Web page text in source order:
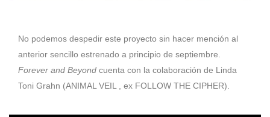
No podemos despedir este proyecto sin hacer mención al
anterior sencillo estrenado a principio de septiembre.
Forever and Beyond cuenta con la colaboración de Linda
Toni Grahn (ANIMAL VEIL , ex FOLLOW THE CIPHER).